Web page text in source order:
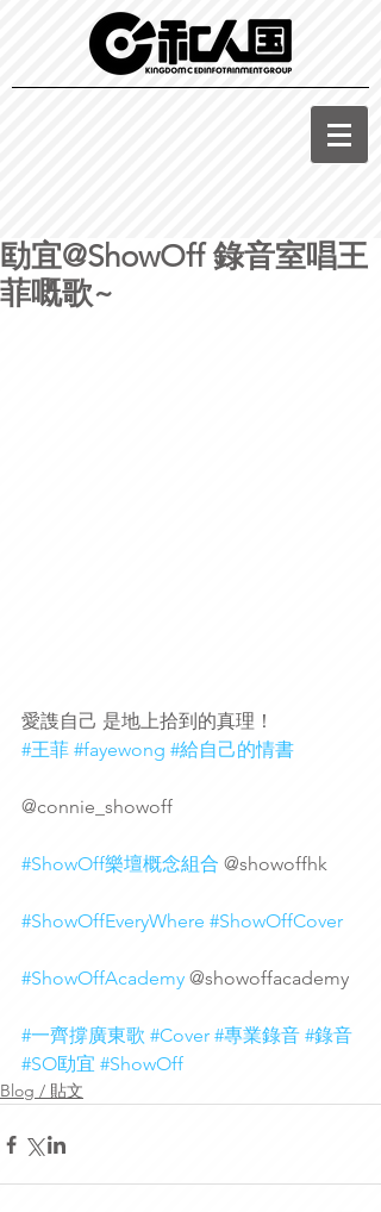
劻宜@ShowOff 錄音室唱王
菲嘅歌~
愛謢自己 是地上拾到的真理！
#王菲 #fayewong #給自己的情書
@connie_showoff
#ShowOff樂壇概念組合 @showoffhk
#ShowOffEveryWhere #ShowOffCover
#ShowOffAcademy @showoffacademy
#一齊撐廣東歌 #Cover #專業錄音 #錄音
#SO劻宜 #ShowOff
Blog / 貼文